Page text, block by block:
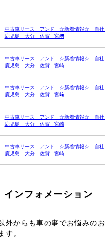
中古車リース アンド ☆新着情報☆ 自
鹿児島 大分 佐賀 宮﨑
中古車リース アンド ☆新着情報☆ 自
鹿児島 大分 佐賀 宮崎
中古車リース アンド ☆新着情報☆ 自
鹿児島 大分 佐賀 宮﨑
中古車リース アンド ☆新着情報☆ 自
鹿児島 大分 佐賀 宮崎
中古車リース アンド ☆新着情報☆ 自
鹿児島 大分 佐賀 宮崎
インフォメーション
外からも車の事でお悩みの
す。